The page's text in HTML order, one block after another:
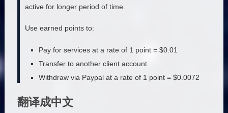
active for longer period of time.
Use earned points to:
Pay for services at a rate of 1 point = $0.01
Transfer to another client account
Withdraw via Paypal at a rate of 1 point = $0.0072
翻译成中文